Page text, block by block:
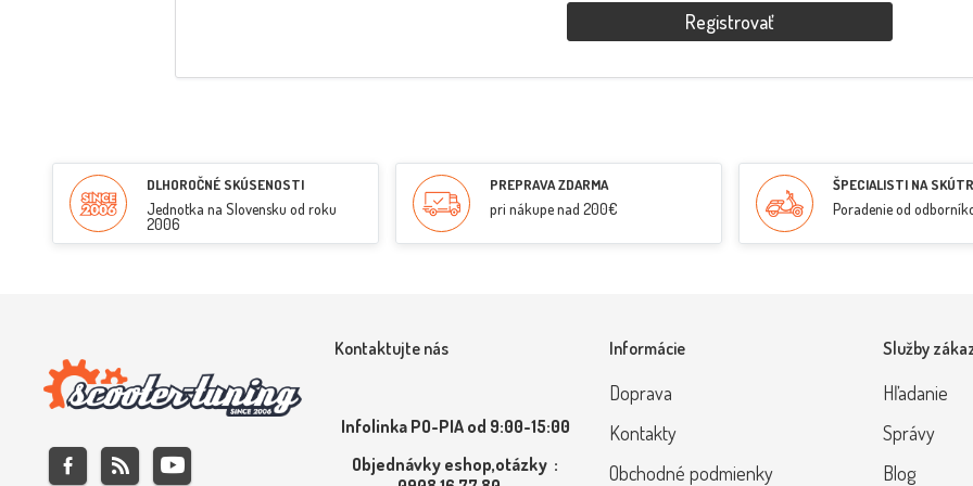
Registrovať
DLHOROČNÉ SKÚSENOSTI
Jednotka na Slovensku od roku
2006
PREPRAVA ZDARMA
pri nákupe nad 200€
ŠPECIALISTI NA
Poradenie od
Kontaktujte nás
Infolinka PO-PIA od 9:00-15:00
Objednávky eshop,otázky :
Informácie
Doprava
Kontakty
Obchodné podmienky
Služby
Hľadanie
Správy
Blog